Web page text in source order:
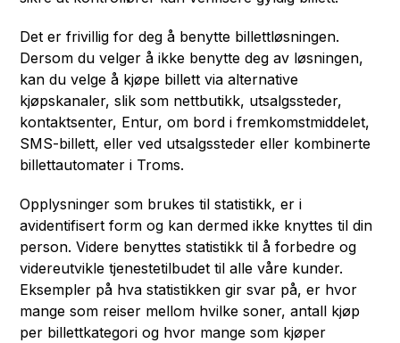
Det er frivillig for deg å benytte billettløsningen.
Dersom du velger å ikke benytte deg av løsningen,
kan du velge å kjøpe billett via alternative
kjøpskanaler, slik som nettbutikk, utsalgssteder,
kontaktsenter, Entur, om bord i fremkomstmiddelet,
SMS-billett, eller ved utsalgssteder eller kombinerte
billettautomater i Troms.
Opplysninger som brukes til statistikk, er i
avidentifisert form og kan dermed ikke knyttes til din
person. Videre benyttes statistikk til å forbedre og
videreutvikle tjenestetilbudet til alle våre kunder.
Eksempler på hva statistikken gir svar på, er hvor
mange som reiser mellom hvilke soner, antall kjøp
per billettkategori og hvor mange som kjøper